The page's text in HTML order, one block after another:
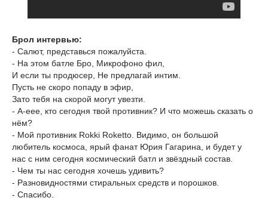
Брол интервью:
- Салют, представься пожалуйста.
- На этом батле Бро, Микрофоно фил,
И если ты продюсер, Не предлагай интим.
Пусть не скоро попаду в эфир,
Зато тебя на скорой могут увезти.
- А-еее, кто сегодня твой противник? И что можешь сказать о
нём?
- Мой противник Rokki Roketto. Видимо, он большой
любитель космоса, ярый фанат Юрия Гагарина, и будет у
нас с ним сегодня космический батл и звёздный состав.
- Чем ты нас сегодня хочешь удивить?
- Разновидностями стиральных средств и порошков.
- Спасибо.